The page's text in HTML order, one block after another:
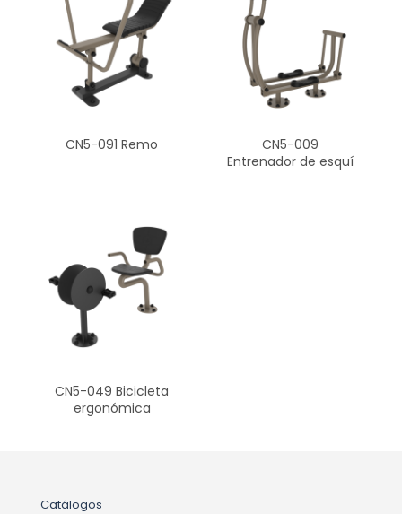
CN5-091 Remo
CN5-009
Entrenador de esquí
CN5-049 Bicicleta
ergonómica
Catálogos